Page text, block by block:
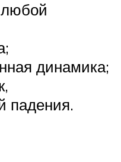
динамика;
падения.